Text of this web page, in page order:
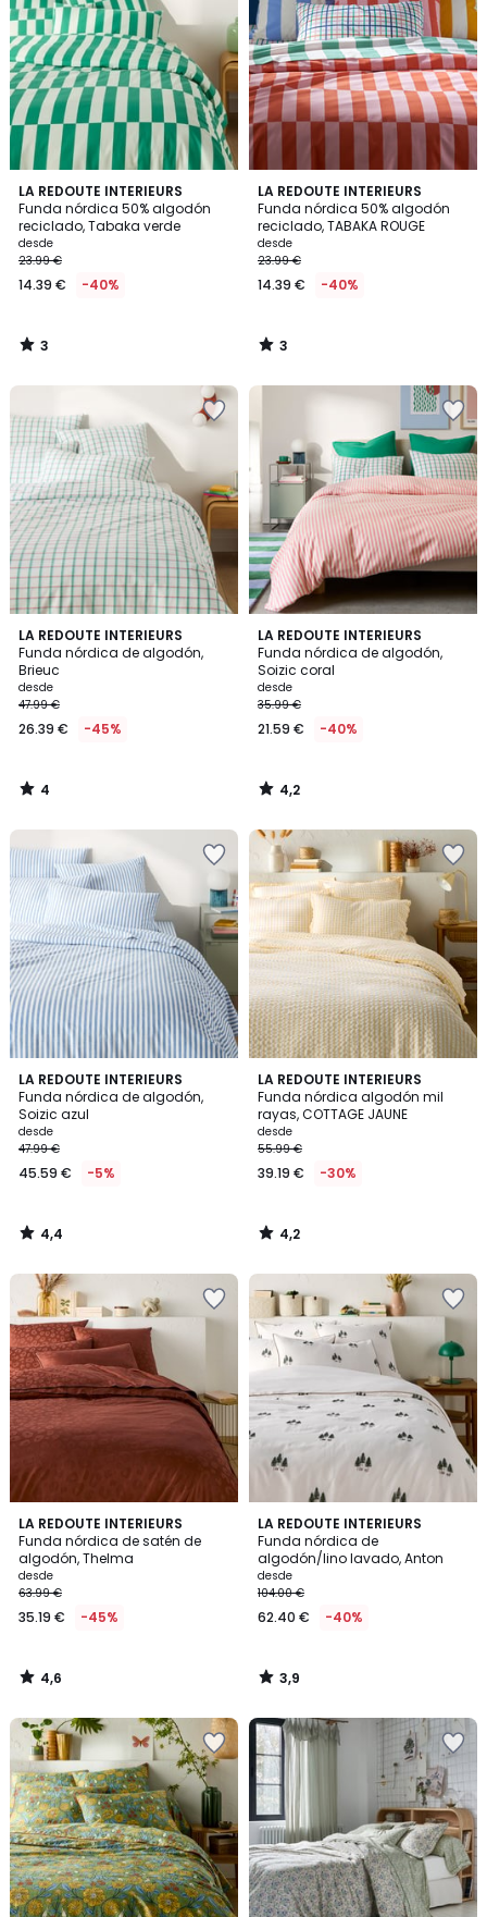
LA REDOUTE INTERIEURS
Funda nórdica 50% algodón
reciclado, Tabaka verde
desde
23.99 €
14.39 € -40%
3
/
5
3
/
LA REDOUTE INTERIEURS
Funda nórdica 50% algodón
reciclado, TABAKA ROUGE
desde
23.99 €
14.39 € -40%
3
/
5
3
/
LA REDOUTE INTERIEURS
Funda nórdica de algodón,
Brieuc
desde
47.99 €
26.39 € -45%
4
/
5
4
/
LA REDOUTE INTERIEURS
Funda nórdica de algodón,
Soizic coral
desde
35.99 €
21.59 € -40%
4,2
/ 5
4,2
/
LA REDOUTE INTERIEURS
Funda nórdica de algodón,
Soizic azul
desde
47.99 €
45.59 € -5%
4,4
/ 5
4,4
/
LA REDOUTE INTERIEURS
Funda nórdica algodón mil
rayas, COTTAGE JAUNE
desde
55.99 €
39.19 € -30%
4,2
/ 5
4,2
/
LA REDOUTE INTERIEURS
Funda nórdica de satén de
algodón, Thelma
desde
63.99 €
35.19 € -45%
4,6
/ 5
4,6
/
LA REDOUTE INTERIEURS
Funda nórdica de
algodón/lino lavado, Anton
desde
104.00 €
62.40 € -40%
3,9
/ 5
3,9
/